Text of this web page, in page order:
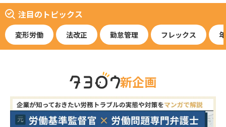
注目のトピックス
変形労働 法改正 勤怠管理 フレックス
新企画